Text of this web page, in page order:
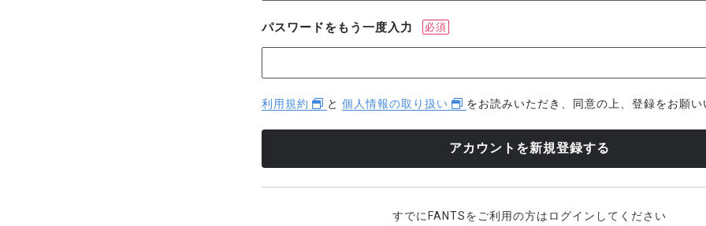
パスワードをもう一度入力 必須
利用規約 と 個人情報の取り扱い をお読みいただき、同意の上、登録をお願い
すでにFANTSをご利用の方はログインしてください